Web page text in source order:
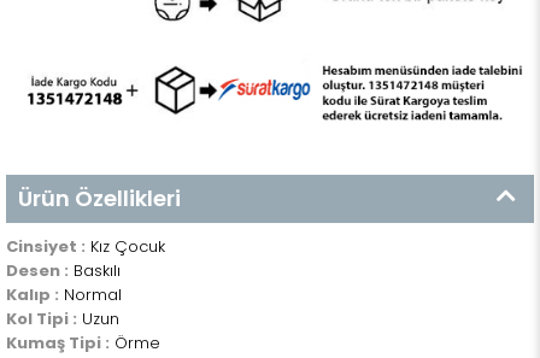
Ürün Özellikleri
Cinsiyet : Kız Çocuk
Desen : Baskılı
Kalıp : Normal
Kol Tipi : Uzun
Kumaş Tipi : Örme